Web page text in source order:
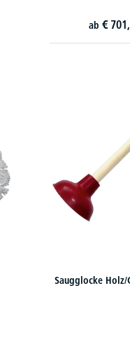
ab € 701,
Saugglocke